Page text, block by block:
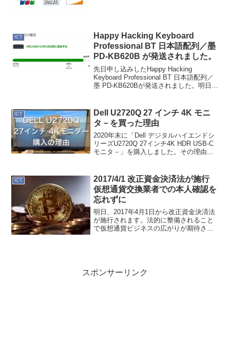
ICT
Happy Hacking Keyboard
Professional BT 日本語配列／墨
PD-KB620B が発送されました。
先日申し込みしたHappy Hacking
Keyboard Professional BT 日本語配列／
墨 PD-KB620Bが発送されました。明日に
ICT
Dell U2720Q 27 インチ 4K モニ
タ－を買った理由
2020年末に「Dell デジタルハイエンドシ
リーズU2720Q 27インチ4K HDR USB-C
モニタ－」を購入しました。その理由を
ぱらノートパソコン(MacBo...
ICT
2017/4/1 改正資金決済法が施行
仮想通貨交換業者での本人確認を
忘れずに
明日、2017年4月1日から改正資金決済法
が施行されます。法的に整備されること
で仮想通貨ビジネスの広がりが期待され
スポンサーリンク